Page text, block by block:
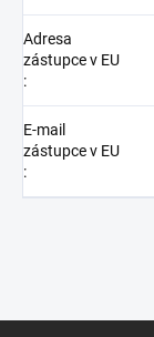
Adresa
zástupce v EU
:
E-mail
zástupce v EU
: